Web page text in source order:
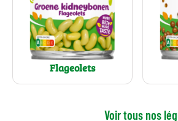
Flageolets
Voir tous nos